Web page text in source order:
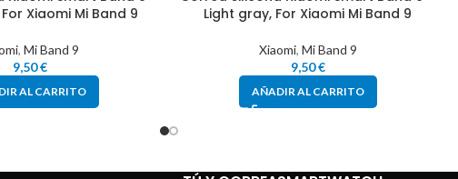
Xiaomi Mi Band 9
,Mi Band 9
9,50€
AL CARRITO
Light gray, For Xiaomi Mi Band 9
Xiaomi, Mi Band 9
9,50€
AÑADIR AL CARRITO